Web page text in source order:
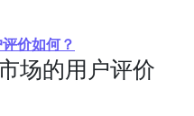
价如何？
场的用户评价